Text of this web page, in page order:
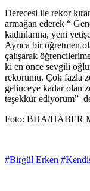
Derecesi ile rekor
armağan ederek “
kadınlarına, yeni
Ayrıca bir öğretmen
çalışarak
ki en önce sevgili
rekorumu. Çok fazla
gelinceye kadar olan
teşekkür ediyorum”
Foto: BHA/HABER
#Birgül Erken